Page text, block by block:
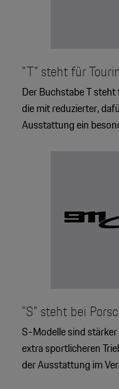
"T" steht für
Der Buchstabe T
die mit reduzierter,
Ausstattung ein
"S" steht bei
S-Modelle sind
extra sportlicheren
der Ausstattung im